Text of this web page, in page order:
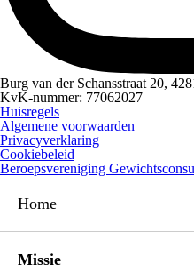
Burg van der Schansstraat 20,
KvK-nummer: 77062027
Huisregels
Algemene voorwaarden
Privacyverklaring
Cookiebeleid
Beroepsvereniging
Home
Missie